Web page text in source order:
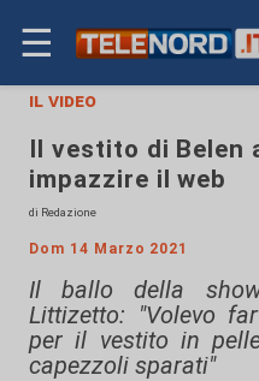
☰
il video
Il vestito di Belen
impazzire il web
di Redazione
Dom 14 Marzo 2021
Il ballo della
Littizetto: "Volevo
per il vestito in
capezzoli sparati"